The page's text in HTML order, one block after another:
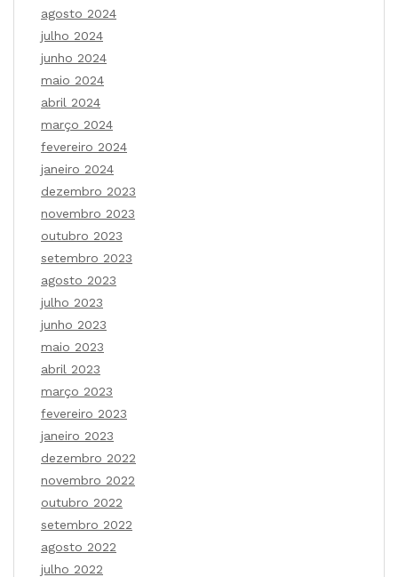
agosto 2024
julho 2024
junho 2024
maio 2024
abril 2024
março 2024
fevereiro 2024
janeiro 2024
dezembro 2023
novembro 2023
outubro 2023
setembro 2023
agosto 2023
julho 2023
junho 2023
maio 2023
abril 2023
março 2023
fevereiro 2023
janeiro 2023
dezembro 2022
novembro 2022
outubro 2022
setembro 2022
agosto 2022
julho 2022